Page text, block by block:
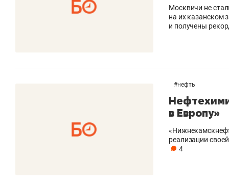
Москвичи не
на их казанском
и получены
#нефть
в Европу»
реализации
4